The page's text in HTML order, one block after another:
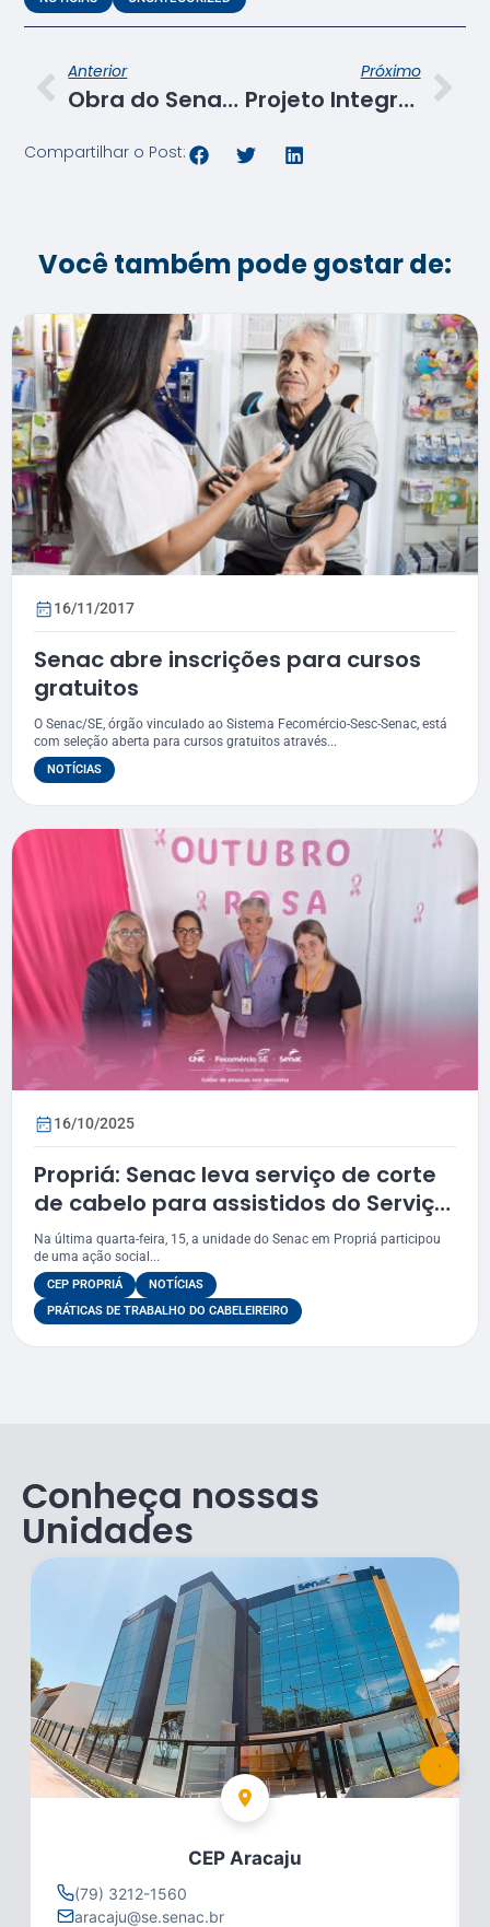
Anterior
Obra do Senac-SE em Itabaiana adota sistema de gestão usado por empresas mundiais
Próximo
Projeto Integrador realiza roda de conversa com profissionais de diversas áreas do conhecimento
Compartilhar o Post:
Você também pode gostar de:
16/11/2017
Senac abre inscrições para cursos
gratuitos
O Senac/SE, órgão vinculado ao Sistema Fecomércio-Sesc-Senac, está
com seleção aberta para cursos gratuitos através...
NOTÍCIAS
16/10/2025
Propriá: Senac leva serviço de corte
de cabelo para assistidos do Serviço
de Convivência
Na última quarta-feira, 15, a unidade do Senac em Propriá participou
de uma ação social...
CEP PROPRIÁ
NOTÍCIAS
PRÁTICAS DE TRABALHO DO CABELEIREIRO
Conheça nossas
Unidades
CEP Aracaju
(79) 3212-1560
aracaju@se.senac.br